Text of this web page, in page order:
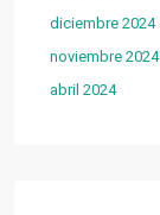
diciembre 2024
noviembre 2024
abril 2024